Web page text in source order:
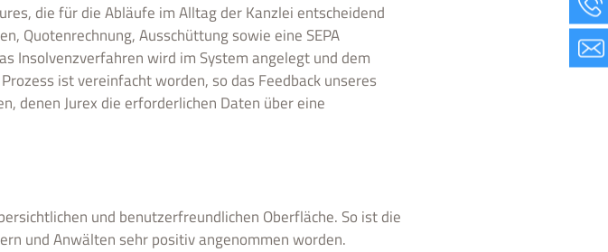
die für die Abläufe im Alltag der Kanzlei entscheidend
Quotenrechnung, Ausschüttung sowie eine SEPA
Insolvenzverfahren wird im System angelegt und dem
ist vereinfacht worden, so das Feedback unseres
denen Jurex die erforderlichen Daten über eine
und benutzerfreundlichen Oberfläche. So ist die
und Anwälten sehr positiv angenommen worden.